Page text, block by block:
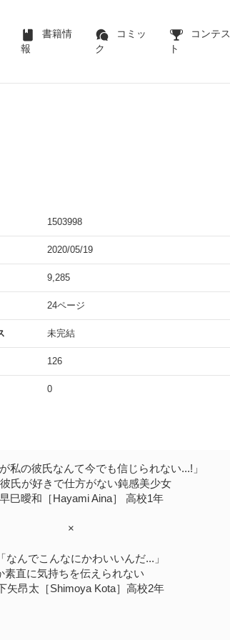
書籍情
報
コミッ
ク
コンテス
ト
1503998
2020/05/19
9,285
24ページ
未完結
126
0
彼氏なんて今でも信じられない...!」
で仕方がない鈍感美少女
［Hayami Aina］ 高校1年
×
んなにかわいいんだ...」
素直に気持ちを伝えられない
［Shimoya Kota］高校2年